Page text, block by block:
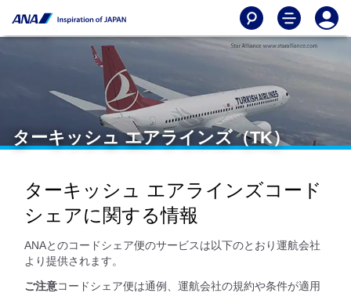
ターキッシュ エアラインズ（TK）
ターキッシュ エアラインズコード
シェアに関する情報
ANAとのコードシェア便のサービスは以下のとおり運航会社
より提供されます。
ご注意コードシェア便は通例、運航会社の規約や条件が適用